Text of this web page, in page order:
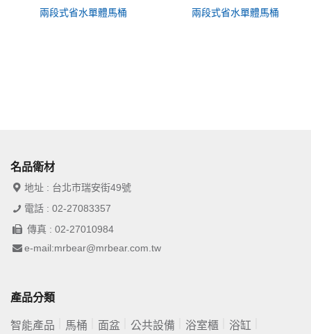
兩段式省水單體馬桶 兩段式省水單體馬桶
名品衛材
地址 : 台北市瑞安街49號
電話 : 02-27083357
傳真 : 02-27010984
e-mail:mrbear@mrbear.com.tw
產品分類
智能產品 馬桶 面盆 公共設備 浴室櫃 浴缸